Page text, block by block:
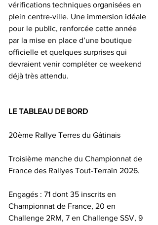
vérifications techniques organisées en
plein centre-ville. Une immersion idéale
pour le public, renforcée cette année
par la mise en place d’une boutique
officielle et quelques surprises qui
devraient venir compléter ce weekend
déjà très attendu.
LE TABLEAU DE BORD
20ème Rallye Terres du Gâtinais
Troisième manche du Championnat de
France des Rallyes Tout-Terrain 2026.
Engagés : 71 dont 35 inscrits en
Championnat de France, 20 en
Challenge 2RM, 7 en Challenge SSV, 9